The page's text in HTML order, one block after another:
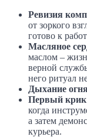
Ревизия
от зоркого
готово к
Масляное
маслом –
верной
него ритуал
Дыхание
Первый
когда
а затем
курьера.